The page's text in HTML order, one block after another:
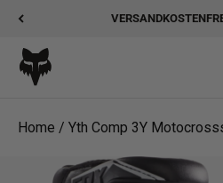
Zum Inhalt springen
Fox Racing
Home / Yth Comp 3Y